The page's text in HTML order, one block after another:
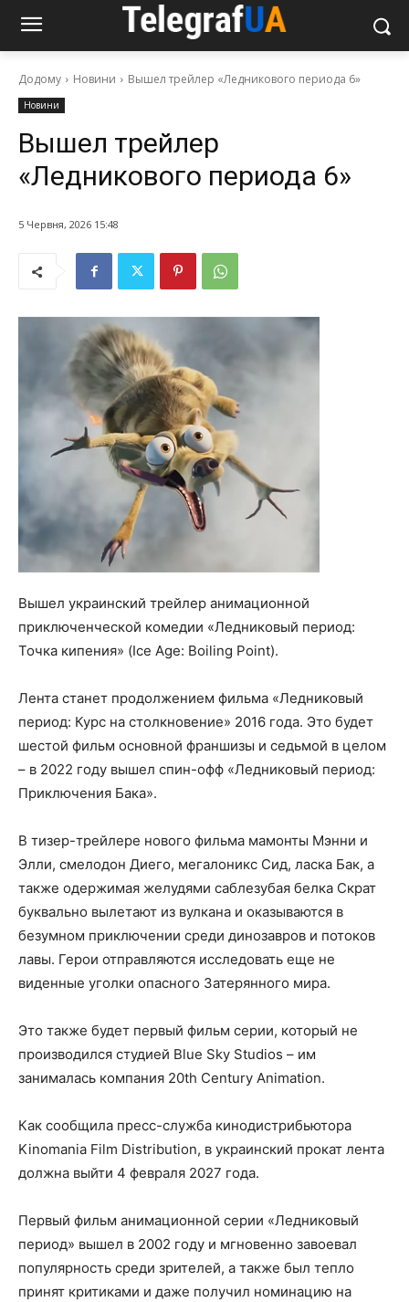
Додому Новини Вышел трейлер «Ледникового периода 6»
Новини
Вышел трейлер
«Ледникового периода 6»
5 Червня, 2026 15:48
Вышел украинский трейлер анимационной
приключенческой комедии «Ледниковый период:
Точка кипения» (Ice Age: Boiling Point).
Лента станет продолжением фильма «Ледниковый
период: Курс на столкновение» 2016 года. Это будет
шестой фильм основной франшизы и седьмой в целом
– в 2022 году вышел спин-офф «Ледниковый период:
Приключения Бака».
В тизер-трейлере нового фильма мамонты Мэнни и
Элли, смелодон Диего, мегалоникс Сид, ласка Бак, а
также одержимая желудями саблезубая белка Скрат
буквально вылетают из вулкана и оказываются в
безумном приключении среди динозавров и потоков
лавы. Герои отправляются исследовать еще не
виденные уголки опасного Затерянного мира.
Это также будет первый фильм серии, который не
производился студией Blue Sky Studios – им
занималась компания 20th Century Animation.
Как сообщила пресс-служба кинодистрибьютора
Kinomania Film Distribution, в украинский прокат лента
должна выйти 4 февраля 2027 года.
Первый фильм анимационной серии «Ледниковый
период» вышел в 2002 году и мгновенно завоевал
популярность среди зрителей, а также был тепло
принят критиками и даже получил номинацию на